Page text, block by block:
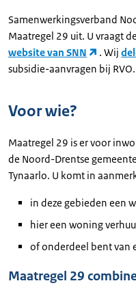
Samenwerkingsverband
Maatregel 29 uit. U vraagt
website van SNN
. Wij
subsidie-aanvragen bij RVO.
Voor wie?
Maatregel 29 is er voor
de Noord-Drentse
Tynaarlo. U komt in
in deze gebieden een
hier een woning
of onderdeel bent van
Maatregel 29